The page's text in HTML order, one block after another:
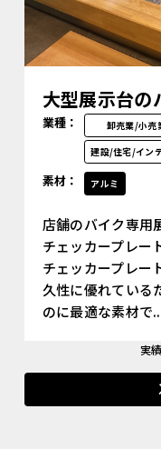
大型展示台の
業種： 卸売業/小売
建設/住宅/イン
素材： アルミ
店舗のバイク専用
チェッカープレー
チェッカープレー
久性に優れている
のに最適な素材で
実